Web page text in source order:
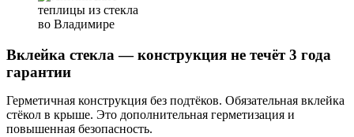
Вклейка стекла — конструкция не течёт 3 года
гарантии
Герметичная конструкция без подтёков. Обязательная вклейка
стёкол в крыше. Это дополнительная герметизация и
повышенная безопасность.